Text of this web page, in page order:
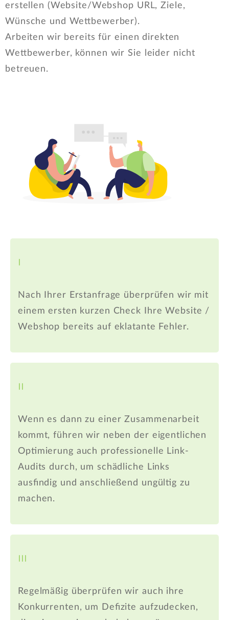
erstellen (Website/Webshop URL, Ziele,
Wünsche und Wettbewerber).
Arbeiten wir bereits für einen direkten
Wettbewerber, können wir Sie leider nicht
betreuen.
I
Nach Ihrer Erstanfrage überprüfen wir mit
einem ersten kurzen Check Ihre Website /
Webshop bereits auf eklatante Fehler.
II
Wenn es dann zu einer Zusammenarbeit
kommt, führen wir neben der eigentlichen
Optimierung auch professionelle Link-
Audits durch, um schädliche Links
ausfindig und anschließend ungültig zu
machen.
III
Regelmäßig überprüfen wir auch ihre
Konkurrenten, um Defizite aufzudecken,